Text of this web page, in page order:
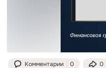
Комментарии 0 0